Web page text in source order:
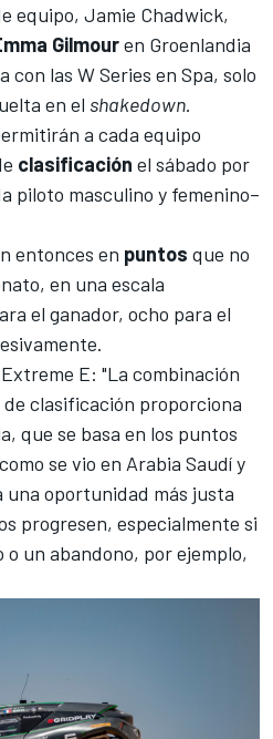
equipo, Jamie Chadwick,
Gilmouren Groenlandia
con las W Series en Spa, solo
en el shakedown.
a cada equipo
clasificación el sábado por
piloto masculino y femenino–
entonces en puntos que no
en una escala
el ganador, ocho para el
E: "La combinación
clasificación proporciona
que se basa en los puntos
se vio en Arabia Saudí y
una oportunidad más justa
progresen, especialmente si
un abandono, por ejemplo,